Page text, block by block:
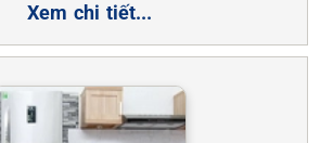
Xem chi tiết...